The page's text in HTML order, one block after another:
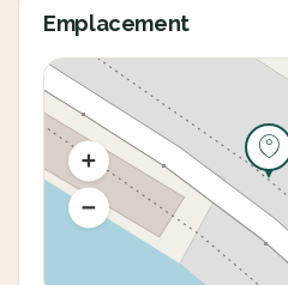
Emplacement